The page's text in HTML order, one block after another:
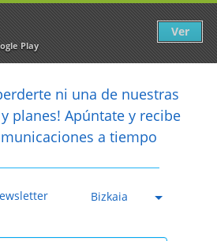
Newsletter
ni una de nuestras
planes! Apúntate y recibe
a tiempo
Bizkaia
Play
Ver